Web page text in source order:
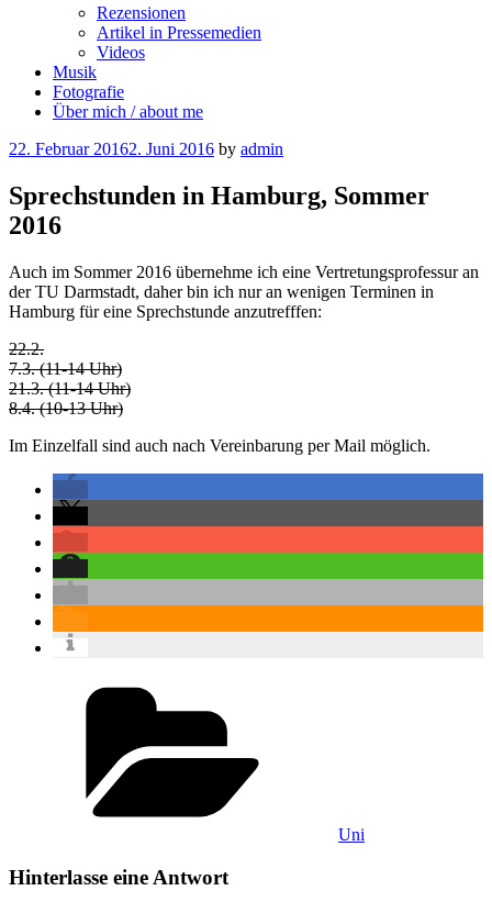
Rezensionen
Artikel in Pressemedien
Videos
Musik
Fotografie
Über mich / about me
Posted
22. Februar 20162. Juni 2016 by admin
Sprechstunden in Hamburg, Sommer
2016
Auch im Sommer 2016 übernehme ich eine Vertretungsprofessur an
der TU Darmstadt, daher bin ich nur an wenigen Terminen in
Hamburg für eine Sprechstunde anzutrefffen:
22.2.
7.3. (11-14 Uhr)
21.3. (11-14 Uhr)
8.4. (10-13 Uhr)
Im Einzelfall sind auch nach Vereinbarung per Mail möglich.
Uni
Hinterlasse eine Antwort